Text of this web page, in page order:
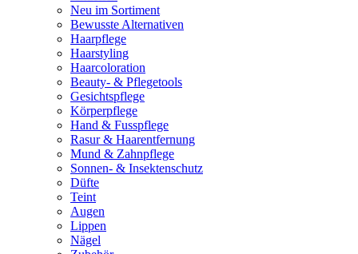
Neu im Sortiment
Bewusste Alternativen
Haarpflege
Haarstyling
Haarcoloration
Beauty- & Pflegetools
Gesichtspflege
Körperpflege
Hand & Fusspflege
Rasur & Haarentfernung
Mund & Zahnpflege
Sonnen- & Insektenschutz
Düfte
Teint
Augen
Lippen
Nägel